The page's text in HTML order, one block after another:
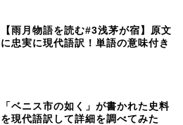
【雨月物語を読む#3浅茅が宿】原文
に忠実に現代語訳！単語の意味付き
「ベニス市の如く」が書かれた史料
を現代語訳して詳細を調べてみた